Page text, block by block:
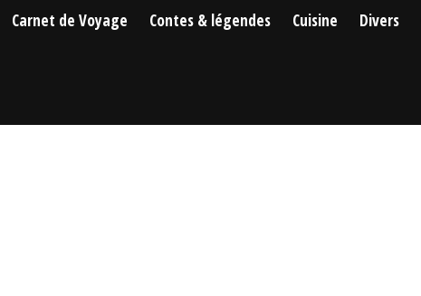
Carnet de Voyage Contes & légendes Cuisine Divers